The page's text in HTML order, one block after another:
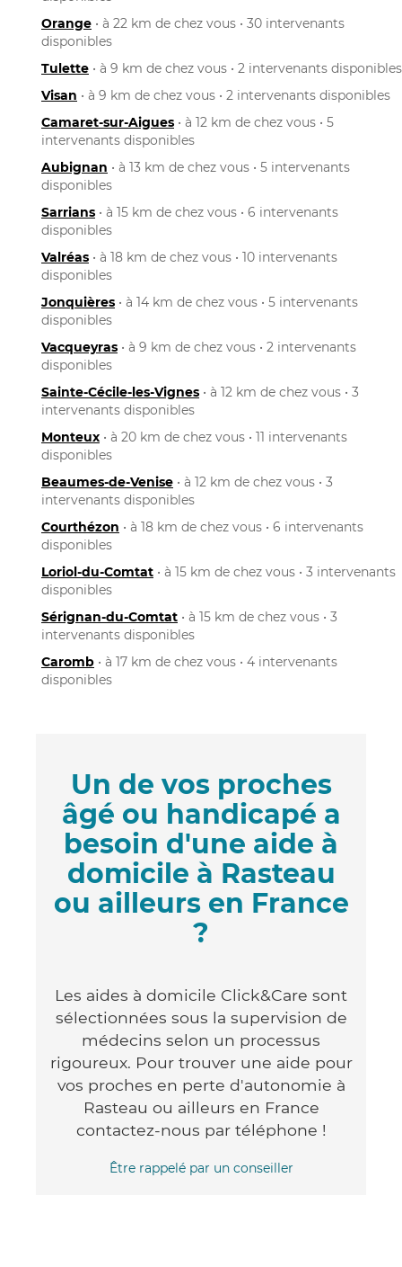
Orange • à 22 km de chez vous • 30 intervenants
disponibles
Tulette • à 9 km de chez vous • 2 intervenants disponibles
Visan • à 9 km de chez vous • 2 intervenants disponibles
Camaret-sur-Aigues • à 12 km de chez vous • 5
intervenants disponibles
Aubignan • à 13 km de chez vous • 5 intervenants
disponibles
Sarrians • à 15 km de chez vous • 6 intervenants
disponibles
Valréas • à 18 km de chez vous • 10 intervenants
disponibles
Jonquières • à 14 km de chez vous • 5 intervenants
disponibles
Vacqueyras • à 9 km de chez vous • 2 intervenants
disponibles
Sainte-Cécile-les-Vignes • à 12 km de chez vous • 3
intervenants disponibles
Monteux • à 20 km de chez vous • 11 intervenants
disponibles
Beaumes-de-Venise • à 12 km de chez vous • 3
intervenants disponibles
Courthézon • à 18 km de chez vous • 6 intervenants
disponibles
Loriol-du-Comtat • à 15 km de chez vous • 3 intervenants
disponibles
Sérignan-du-Comtat • à 15 km de chez vous • 3
intervenants disponibles
Caromb • à 17 km de chez vous • 4 intervenants
disponibles
Un de vos proches
âgé ou handicapé a
besoin d'une aide à
domicile à Rasteau
ou ailleurs en France
?
Les aides à domicile Click&Care sont
sélectionnées sous la supervision de
médecins selon un processus
rigoureux. Pour trouver une aide pour
vos proches en perte d'autonomie à
Rasteau ou ailleurs en France
contactez-nous par téléphone !
Être rappelé par un conseiller